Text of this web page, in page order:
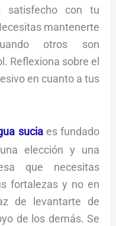
satisfecho con tu
mantenerte
otros son
Reflexiona sobre el
en cuanto a tus
suciaes fundado
elección y una
que necesitas
fortalezas y no en
de levantarte de
de los demás. Se